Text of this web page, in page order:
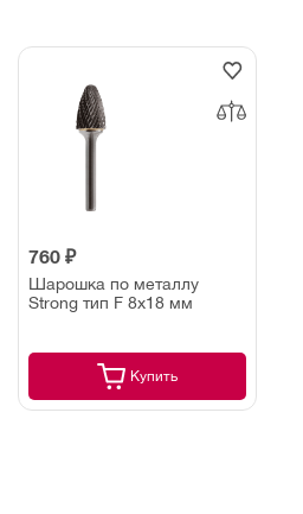
760 ₽
Шарошка по металлу
Strong тип F 8х18 мм
Купить